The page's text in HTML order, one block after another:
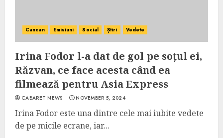
Cancan Emisiuni Social Știri Vedete
Irina Fodor l-a dat de gol pe soțul ei,
Răzvan, ce face acesta când ea
filmează pentru Asia Express
CABARET NEWS NOVEMBER 5, 2024
Irina Fodor este una dintre cele mai iubite vedete
de pe micile ecrane, iar...